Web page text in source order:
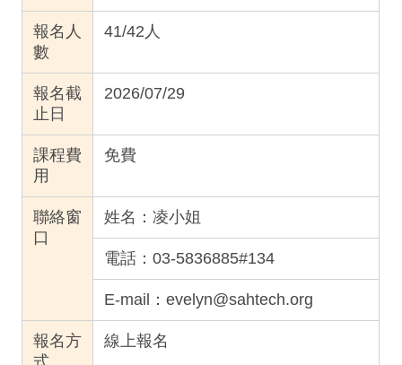
報名人
數
41/42人
報名截
止日
2026/07/29
課程費
用
免費
聯絡窗
口
姓名：凌小姐
電話：03-5836885#134
E-mail：evelyn@sahtech.org
報名方
式
線上報名